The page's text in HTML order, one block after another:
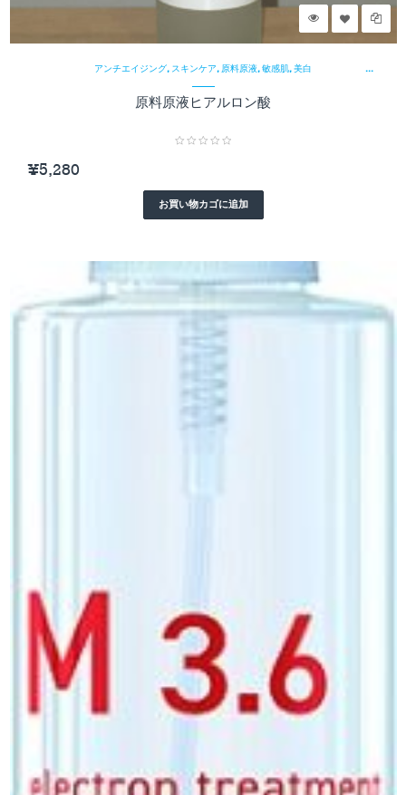
アンチエイジング, スキンケア, 原料原液, 敏感肌, 美白
原料原液ヒアルロン酸
¥5,280
お買い物カゴに追加